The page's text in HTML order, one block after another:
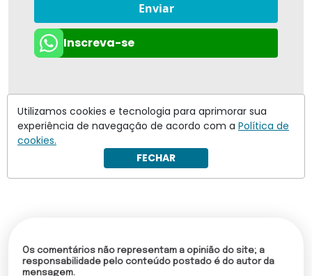
Enviar
Inscreva-se
Os comentários não representam a opinião do site; a
responsabilidade pelo conteúdo postado é do autor da
mensagem.
Utilizamos cookies e tecnologia para aprimorar sua
experiência de navegação de acordo com a Política de
cookies.
FECHAR